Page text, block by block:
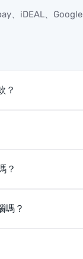
、iDEAL、
？
？
嗎？